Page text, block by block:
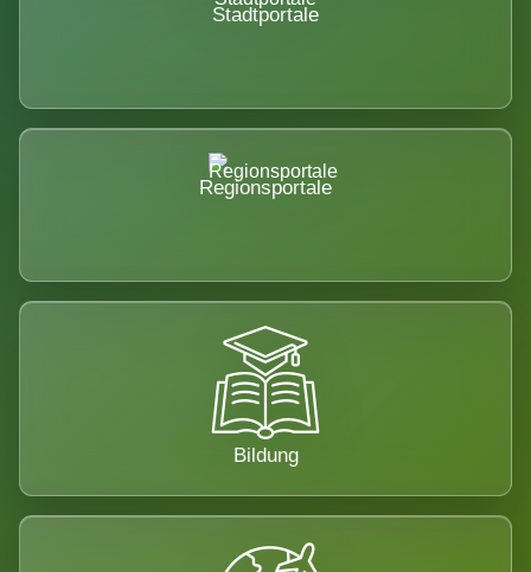
Stadtportale
Regionsportale
Bildung